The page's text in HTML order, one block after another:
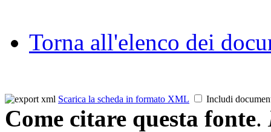
Torna all'elenco dei
Scarica la scheda in formato XML Includi
Come citare questa fonte.